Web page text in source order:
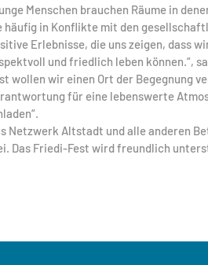
Menschen brauchen Räume in
häufig in Konflikte mit den
Erlebnisse, die uns zeigen, dass
und friedlich leben können.“,
wollen wir einen Ort der Begegnung
für eine lebenswerte
Netzwerk Altstadt und alle anderen
Das Friedi-Fest wird freundlich